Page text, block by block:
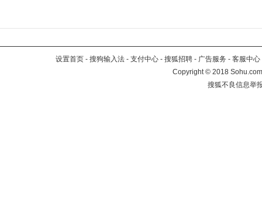
设置首页 - 搜狗输入法 - 支付中心 - 搜狐招聘 - 广告服务 - 客服中心
Copyright©2018
搜狐不良信息举